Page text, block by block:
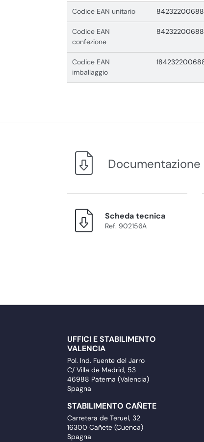
Codice EAN unitario
Codice EAN
confezione
Codice EAN
imballaggio
Scheda tecnica
Ref. 902156A
UFFICI E STABILIMENTO
VALENCIA
Pol. Ind. Fuente del Jarro
C/ Villa de Madrid, 53
46988 Paterna (Valencia)
Spagna
STABILIMENTO CAÑETE
Carretera de Teruel, 32
16300 Cañete (Cuenca)
Spagna